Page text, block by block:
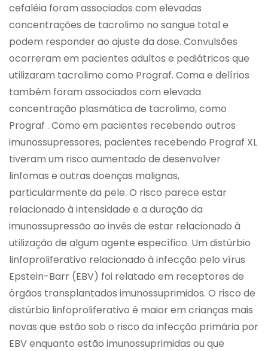
cefaléia foram associados com elevadas
concentrações de tacrolimo no sangue total e
podem responder ao ajuste da dose. Convulsões
ocorreram em pacientes adultos e pediátricos que
utilizaram tacrolimo como Prograf. Coma e delírios
também foram associados com elevada
concentração plasmática de tacrolimo, como
Prograf . Como em pacientes recebendo outros
imunossupressores, pacientes recebendo Prograf XL
tiveram um risco aumentado de desenvolver
linfomas e outras doenças malignas,
particularmente da pele. O risco parece estar
relacionado à intensidade e a duração da
imunossupressão ao invés de estar relacionado à
utilização de algum agente específico. Um distúrbio
linfoproliferativo relacionado à infecção pelo vírus
Epstein-Barr (EBV) foi relatado em receptores de
órgãos transplantados imunossuprimidos. O risco de
distúrbio linfoproliferativo é maior em crianças mais
novas que estão sob o risco da infecção primária por
EBV enquanto estão imunossuprimidas ou que